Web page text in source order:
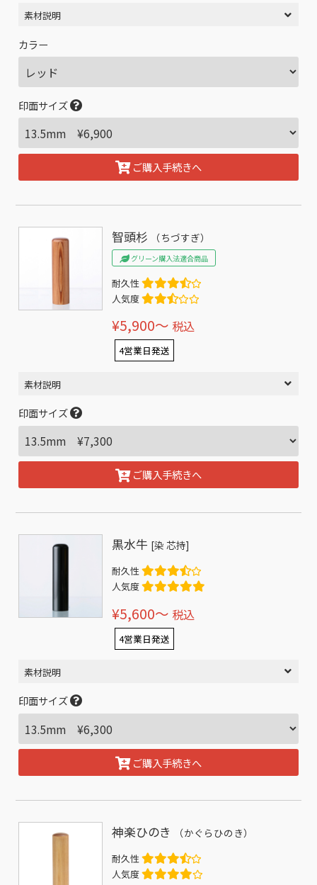
素材説明
カラー
印面サイズ
ご購入手続きへ
智頭杉 （ちづすぎ）
グリーン購入法適合商品
耐久性
人気度
¥5,900〜 税込
4営業日発送
素材説明
印面サイズ
ご購入手続きへ
黒水牛 [染 芯持]
耐久性
人気度
¥5,600〜 税込
4営業日発送
素材説明
印面サイズ
ご購入手続きへ
神楽ひのき （かぐらひのき）
耐久性
人気度